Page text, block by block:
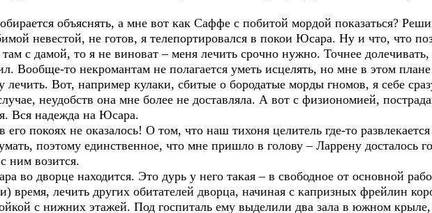
объяснять, а мне вот как Саффе с побитой мордой показаться?
невестой, не готов, я телепортировался в покои Юсара. Ну и что, что
с дамой, то я не виноват – меня лечить срочно нужно. Точнее
Вообще-то некромантам не полагается уметь исцелять, но мне в этом
лечить. Вот, например кулаки, сбитые о бородатые морды гномов, я себе
неудобств она мне более не доставляла. А вот с физиономией,
Вся надежда на Юсара.
покоях не оказалось! О том, что наш тихоня целитель где-то
поэтому единственное, что мне пришло в голову – Ларрену досталось
ним возится.
во дворце находится. Это дурь у него такая – в свободное от основной
время, лечить других обитателей дворца, начиная с капризных фрейлин
с нижних этажей. Под госпиталь ему выделили два зала в южном